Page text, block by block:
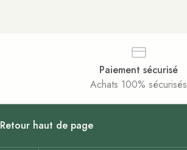
Paiement sécurisé
Achats 100% sécurisés
Retour haut de page